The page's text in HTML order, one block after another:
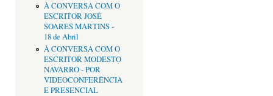
À CONVERSA COM O
ESCRITOR JOSÉ
SOARES MARTINS -
18 de Abril
À CONVERSA COM O
ESCRITOR MODESTO
NAVARRO - POR
VIDEOCONFERÊNCIA
E PRESENCIAL